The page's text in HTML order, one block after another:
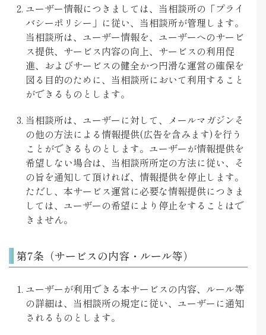
ユーザー情報につきましては、当相談所の「プライ
バシーポリシー」に従い、当相談所が管理します。
当相談所は、ユーザー情報を、ユーザーへのサービ
ス提供、サービス内容の向上、サービスの利用促
進、およびサービスの健全かつ円滑な運営の確保を
図る目的のために、当相談所において利用すること
ができるものとします。
当相談所は、ユーザーに対して、メールマガジンそ
の他の方法による情報提供(広告を含みます)を行う
ことができるものとします。ユーザーが情報提供を
希望しない場合は、当相談所所定の方法に従い、そ
の旨を通知して頂ければ、情報提供を停止します。
ただし、本サービス運営に必要な情報提供につきま
しては、ユーザーの希望により停止をすることはで
きません。
第7条（サービスの内容・ルール等）
ユーザーが利用できる本サービスの内容、ルール等
の詳細は、当相談所の規定に従い、ユーザーに通知
されるものとします。